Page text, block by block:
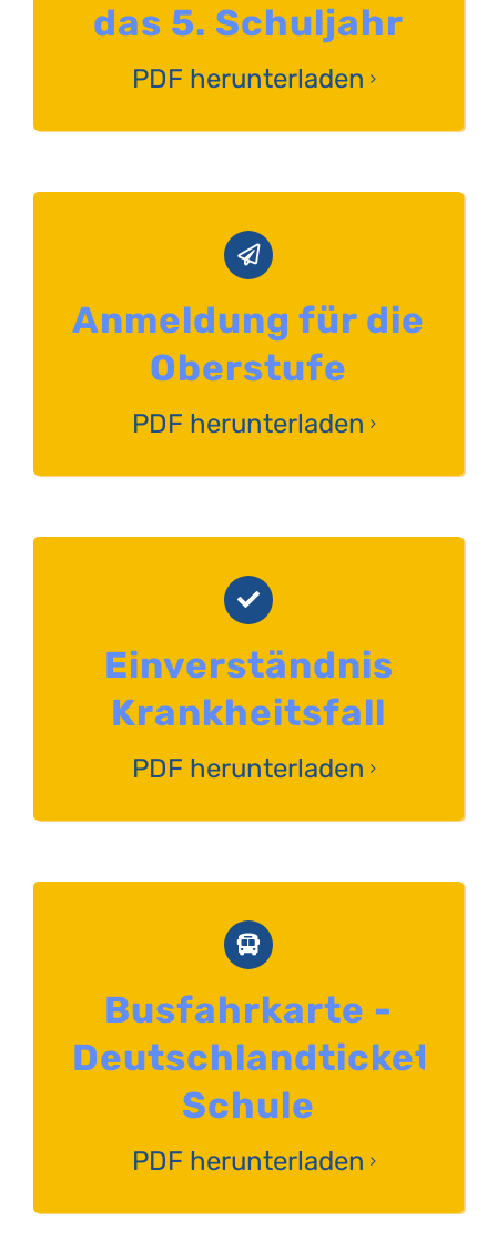
das 5. Schuljahr
PDF herunterladen
Anmeldung für die
Oberstufe
PDF herunterladen
Einverständnis
Krankheitsfall
PDF herunterladen
Busfahrkarte -
Deutschlandticket
Schule
PDF herunterladen